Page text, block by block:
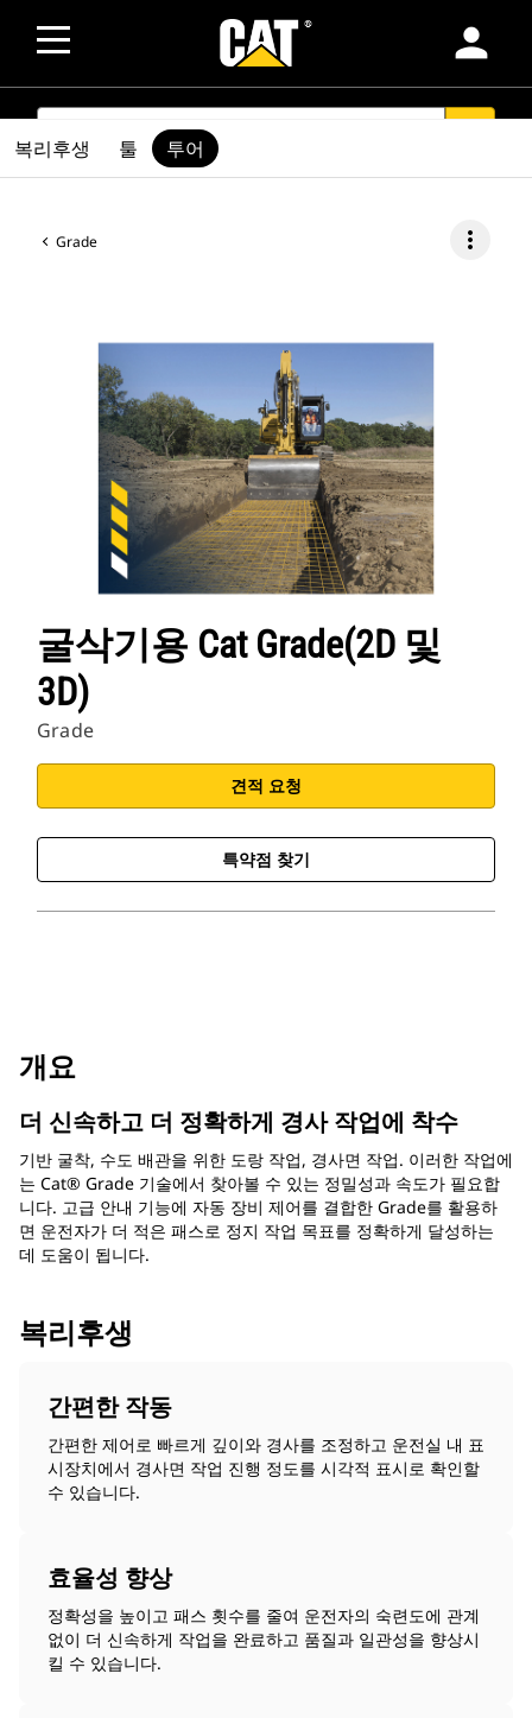
person
SEARCH
Grade more_vert
굴삭기용 Cat Grade(2D 및
3D)
Grade
견적 요청
특약점 찾기
복리후생 툴 투어
개요
더 신속하고 더 정확하게 경사 작업에 착수
기반 굴착, 수도 배관을 위한 도랑 작업, 경사면 작업. 이러한 작업에
는 Cat® Grade 기술에서 찾아볼 수 있는 정밀성과 속도가 필요합
니다. 고급 안내 기능에 자동 장비 제어를 결합한 Grade를 활용하
면 운전자가 더 적은 패스로 정지 작업 목표를 정확하게 달성하는
데 도움이 됩니다.
복리후생
간편한 작동
간편한 제어로 빠르게 깊이와 경사를 조정하고 운전실 내 표
시장치에서 경사면 작업 진행 정도를 시각적 표시로 확인할
수 있습니다.
효율성 향상
정확성을 높이고 패스 횟수를 줄여 운전자의 숙련도에 관계
없이 더 신속하게 작업을 완료하고 품질과 일관성을 향상시
킬 수 있습니다.